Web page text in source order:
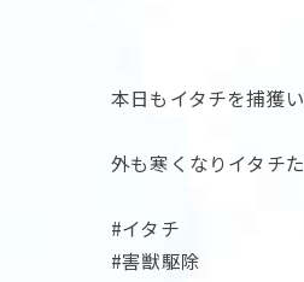
本日もイタチを捕獲
外も寒くなりイタチ
#イタチ
#害獣駆除